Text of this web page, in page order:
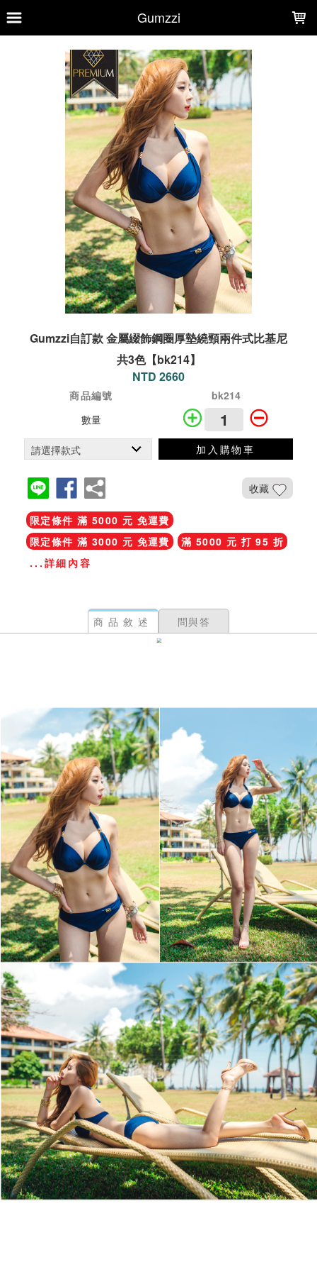
Gumzzi
Gumzzi自訂款 金屬綴飾鋼圈厚墊繞頸兩件式比基尼
共3色【bk214】
NTD 2660
商品編號
bk214
數量
加入購物車
收藏
限定條件 滿 5000 元 免運費
限定條件 滿 3000 元 免運費
滿 5000 元 打 95 折
...詳細內容
商品敘述 問與答